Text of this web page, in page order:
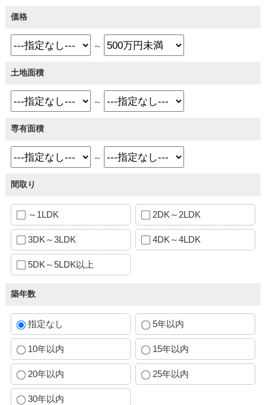
価格
～
土地面積
～
専有面積
～
間取り
～1LDK 2DK～2LDK
3DK～3LDK 4DK～4LDK
5DK～5LDK以上
築年数
指定なし 5年以内
10年以内 15年以内
20年以内 25年以内
30年以内